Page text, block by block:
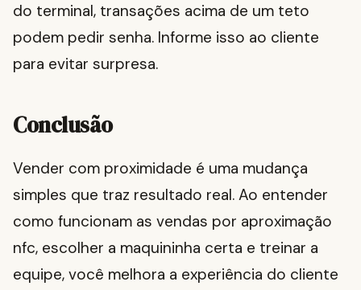
do terminal, transações acima de um teto
podem pedir senha. Informe isso ao cliente
para evitar surpresa.
Conclusão
Vender com proximidade é uma mudança
simples que traz resultado real. Ao entender
como funcionam as vendas por aproximação
nfc, escolher a maquininha certa e treinar a
equipe, você melhora a experiência do cliente